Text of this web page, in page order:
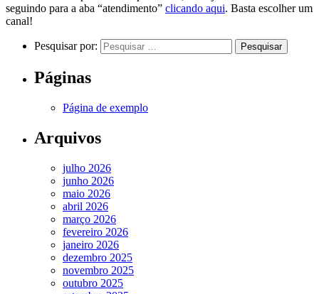
seguindo para a aba “atendimento” clicando aqui. Basta escolher um
canal!
Pesquisar por:
Páginas
Página de exemplo
Arquivos
julho 2026
junho 2026
maio 2026
abril 2026
março 2026
fevereiro 2026
janeiro 2026
dezembro 2025
novembro 2025
outubro 2025